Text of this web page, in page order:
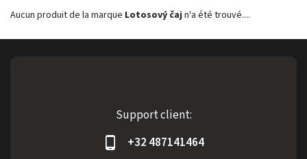
Aucun produit de la marque Lotosový čaj n'a été trouvé....
Support client:
+32 487141464